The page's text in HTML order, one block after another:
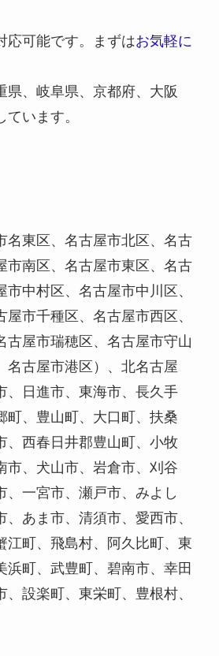
応可能です。まずはお気軽に
県、岐阜県、京都府、大阪
います。
名東区、名古屋市北区、名古
市南区、名古屋市東区、名古
中村区、名古屋市中川区、
市千種区、名古屋市西区、
古屋市瑞穂区、名古屋市守山
名古屋市港区）、北名古屋
、日進市、東海市、長久手
町、豊山町、大口町、扶桑
、西春日井郡豊山町、小牧
市、犬山市、岩倉市、刈谷
、一宮市、瀬戸市、みよし
あま市、清須市、愛西市、
江町、飛島村、阿久比町、東
浜町、武豊町、碧南市、幸田
設楽町、東栄町、豊根村、